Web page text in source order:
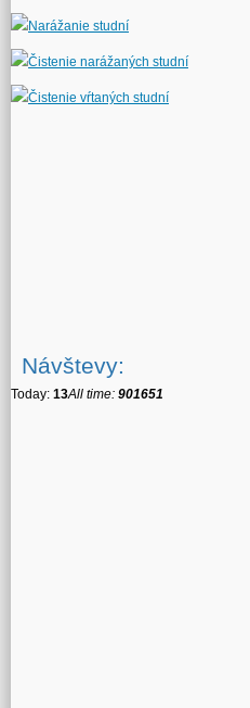
Narážanie studní
Čistenie narážaných studní
Čistenie vŕtaných studní
Návštevy:
Today: 13All time: 901651